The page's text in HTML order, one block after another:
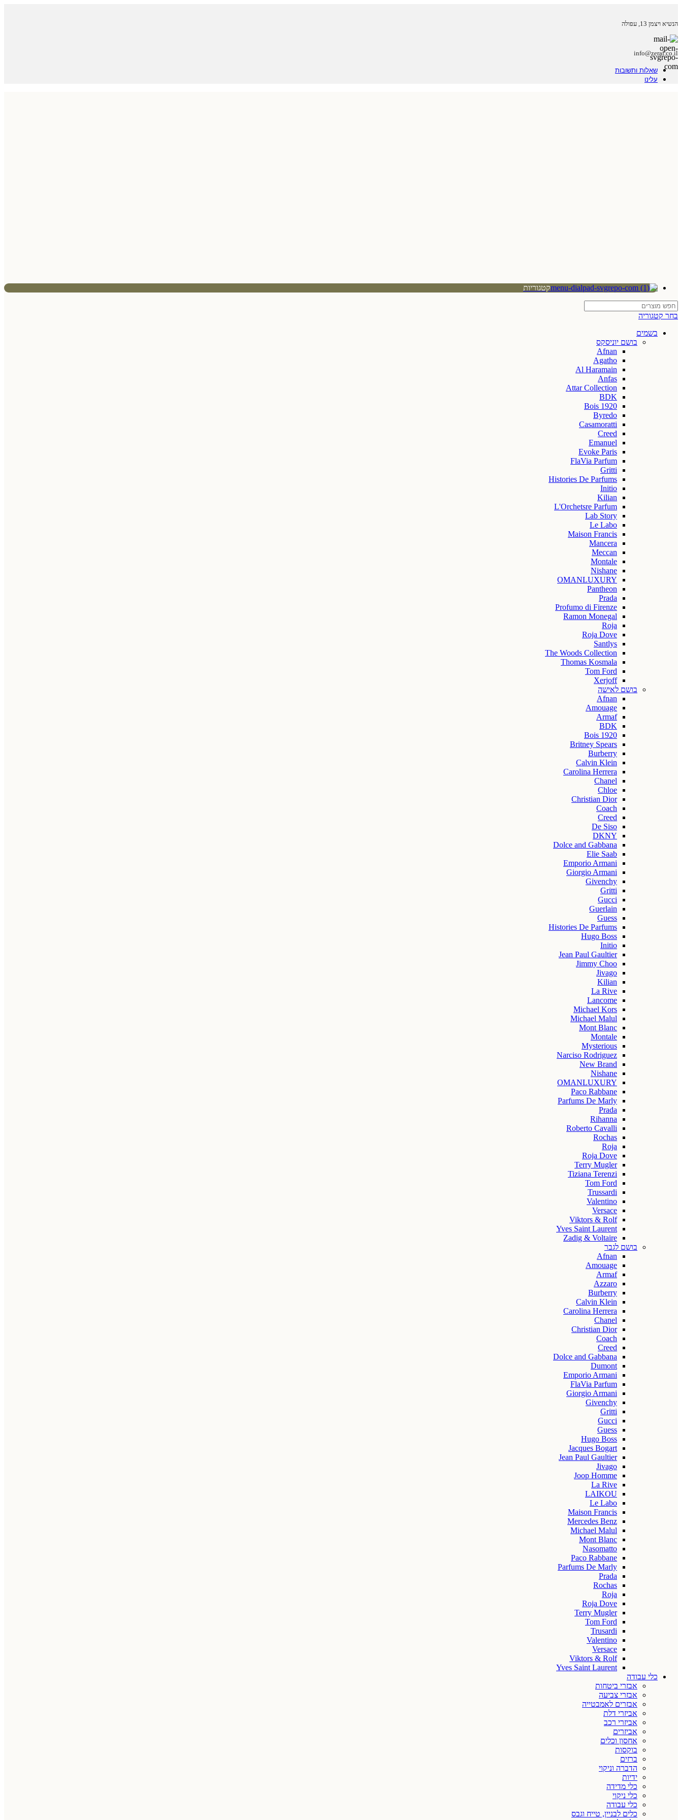
הנשיא ויצמן 13, עפולה
info@zeraf.co.il
שאלות ותשובות
עלינו
קטגוריות
בחר קטגוריה
בשמים
בושם יוניסקס
Afnan
Agatho
Al Haramain
Anfas
Attar Collection
BDK
Bois 1920
Byredo
Casamoratti
Creed
Emanuel
Evoke Paris
FlaVia Parfum
Gritti
Histories De Parfums
Initio
Kilian
L'Orchetsre Parfum
Lab Story
Le Labo
Maison Francis
Mancera
Meccan
Montale
Nishane
OMANLUXURY
Pantheon
Prada
Profumo di Firenze
Ramon Monegal
Roja
Roja Dove
Santlys
The Woods Collection
Thomas Kosmala
Tom Ford
Xerjoff
בושם לאישה
Afnan
Amouage
Armaf
BDK
Bois 1920
Britney Spears
Burberry
Calvin Klein
Carolina Herrera
Chanel
Chloe
Christian Dior
Coach
Creed
De Siso
DKNY
Dolce and Gabbana
Elie Saab
Emporio Armani
Giorgio Armani
Givenchy
Gritti
Gucci
Guerlain
Guess
Histories De Parfums
Hugo Boss
Initio
Jean Paul Gaultier
Jimmy Choo
Jivago
Kilian
La Rive
Lancome
Michael Kors
Michael Malul
Mont Blanc
Montale
Mysterious
Narciso Rodriguez
New Brand
Nishane
OMANLUXURY
Paco Rabbane
Parfums De Marly
Prada
Rihanna
Roberto Cavalli
Rochas
Roja
Roja Dove
Terry Mugler
Tiziana Terenzi
Tom Ford
Trussardi
Valentino
Versace
Viktors & Rolf
Yves Saint Laurent
Zadig & Voltaire
בושם לגבר
Afnan
Amouage
Armaf
Azzaro
Burberry
Calvin Klein
Carolina Herrera
Chanel
Christian Dior
Coach
Creed
Dolce and Gabbana
Dumont
Emporio Armani
FlaVia Parfum
Giorgio Armani
Givenchy
Gritti
Gucci
Guess
Hugo Boss
Jacques Bogart
Jean Paul Gaultier
Jivago
Joop Homme
La Rive
LAIKOU
Le Labo
Maison Francis
Mercedes Benz
Michael Malul
Mont Blanc
Nasomatto
Paco Rabbane
Parfums De Marly
Prada
Rochas
Roja
Roja Dove
Terry Mugler
Tom Ford
Trusardi
Valentino
Versace
Viktors & Rolf
Yves Saint Laurent
כלי עבודה
אבזרי ביטחות
אבזרי צביעה
אבזרים לאמבטייה
אביזרי דלת
אביזרי רכב
אביזרים
אחסון וכלים
בוקסות
ברזים
הדברה וניקוי
ידיות
כלי מדידה
כלי ניקוי
כלי עבודה
כלים לבניין, טייח וגבס